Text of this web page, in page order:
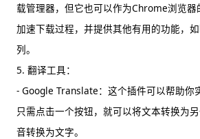
载管理器，但它也可以作为Chrome浏览器
加速下载过程，并提供其他有用的功能，
列。
5. 翻译工具：
- Google Translate：这个插件可以帮助你
只需点击一个按钮，就可以将文本转换为
音转换为文字。